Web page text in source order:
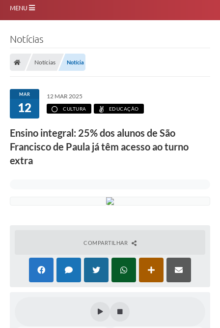
MENU
A Cidade
Publicações Oficiais
Coronavírus
Consórcio Josafaz
Acesso à Informação
Notícias
Notícias Notícia
MAR
12
12 MAR 2025
CULTURA EDUCAÇÃO
Ensino integral: 25% dos alunos de São
Francisco de Paula já têm acesso ao turno
extra
COMPARTILHAR